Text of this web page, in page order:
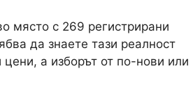
място с 269 регистрирани
да знаете тази реалност
а изборът от по-нови или